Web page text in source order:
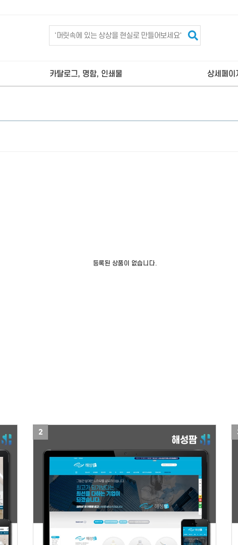
카탈로그, 명함, 인쇄물
김해 스티커제작
상세페이
등록된 상품이 없습니다.
2